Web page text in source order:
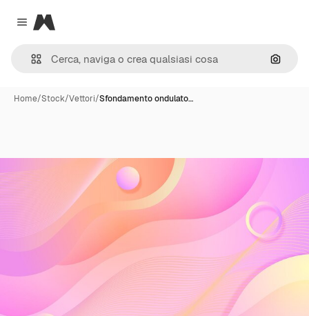
Close menu
Magnific
Cerca
Home/Stock/Vettori/Sfondamento ondulato…